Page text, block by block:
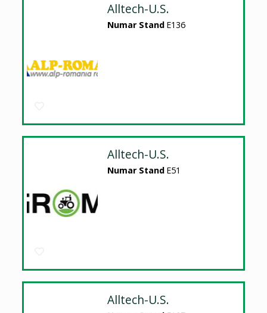
Alltech-U.S.
Numar Stand E136
Alltech-U.S.
Numar Stand E51
Alltech-U.S.